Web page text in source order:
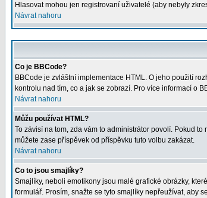
Hlasovat mohou jen registrovaní uživatelé (aby nebyly
Návrat nahoru
Co je BBCode?
BBCode je zvláštní implementace HTML. O jeho použití
kontrolu nad tím, co a jak se zobrazí. Pro více informací o
Návrat nahoru
Můžu používat HTML?
To závisí na tom, zda vám to administrátor povolí. Pokud
můžete zase příspěvek od příspěvku tuto volbu zakázat.
Návrat nahoru
Co to jsou smajlíky?
Smajlíky, neboli emotikony jsou malé grafické obrázky,
formulář. Prosím, snažte se tyto smajlíky nepřeužívat, aby